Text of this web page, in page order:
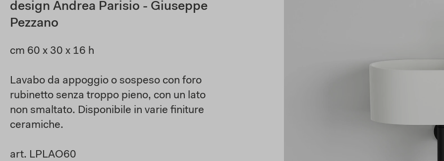
design Andrea Parisio - Giuseppe
Pezzano
cm 60 x 30 x 16 h
Lavabo da appoggio o sospeso con foro
rubinetto senza troppo pieno, con un lato
non smaltato. Disponibile in varie finiture
ceramiche.
art. LPLAO60